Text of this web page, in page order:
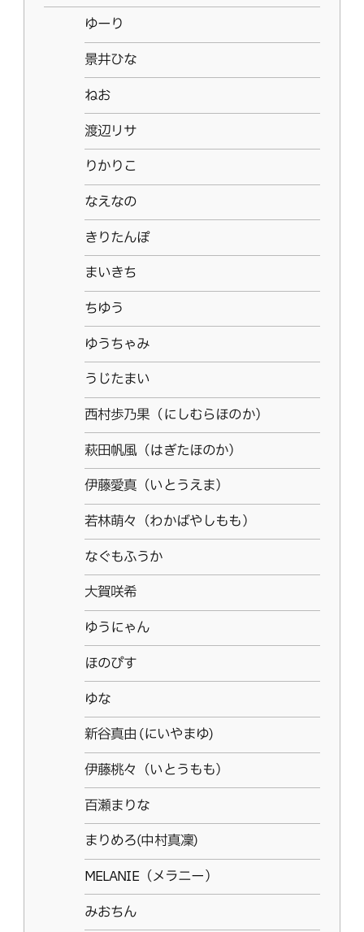
ゆーり
景井ひな
ねお
渡辺リサ
りかりこ
なえなの
きりたんぽ
まいきち
ちゆう
ゆうちゃみ
うじたまい
西村歩乃果（にしむらほのか）
萩田帆風（はぎたほのか）
伊藤愛真（いとうえま）
若林萌々（わかばやしもも）
なぐもふうか
大賀咲希
ゆうにゃん
ほのぴす
ゆな
新谷真由 (にいやまゆ)
伊藤桃々（いとうもも）
百瀬まりな
まりめろ(中村真凜)
MELANIE（メラニー）
みおちん